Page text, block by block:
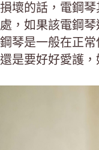
損壞的話，電鋼
處，如果該電鋼
鋼琴是一般在正
還是要好好愛護